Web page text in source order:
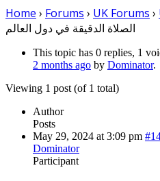
Home › Forums › UK Forums ›
الصلاة الدقيقة في دول العالم
This topic has 0 replies, 1
2 months ago by Dominator.
Viewing 1 post (of 1 total)
Author
Posts
May 29, 2024 at 3:09 pm
Dominator
Participant